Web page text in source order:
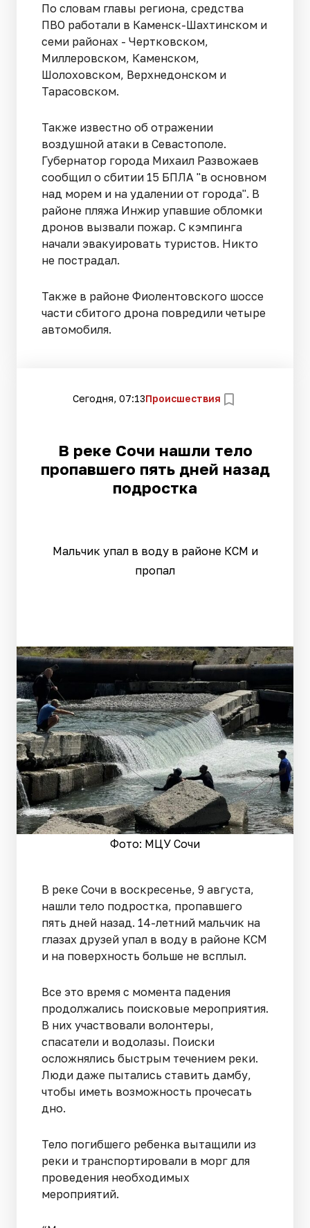
По словам главы региона, средства
ПВО работали в Каменск-Шахтинском и
семи районах - Чертковском,
Миллеровском, Каменском,
Шолоховском, Верхнедонском и
Тарасовском.
Также известно об отражении
воздушной атаки в Севастополе.
Губернатор города Михаил Развожаев
сообщил о сбитии 15 БПЛА "в основном
над морем и на удалении от города". В
районе пляжа Инжир упавшие обломки
дронов вызвали пожар. С кэмпинга
начали эвакуировать туристов. Никто
не пострадал.
Также в районе Фиолентовского шоссе
части сбитого дрона повредили четыре
автомобиля.
Сегодня, 07:13Происшествия
В реке Сочи нашли тело
пропавшего пять дней назад
подростка
Мальчик упал в воду в районе КСМ и
пропал
Фото: МЦУ Сочи
В реке Сочи в воскресенье, 9 августа,
нашли тело подростка, пропавшего
пять дней назад. 14-летний мальчик на
глазах друзей упал в воду в районе КСМ
и на поверхность больше не всплыл.
Все это время с момента падения
продолжались поисковые мероприятия.
В них участвовали волонтеры,
спасатели и водолазы. Поиски
осложнялись быстрым течением реки.
Люди даже пытались ставить дамбу,
чтобы иметь возможность прочесать
дно.
Тело погибшего ребенка вытащили из
реки и транспортировали в морг для
проведения необходимых
мероприятий.